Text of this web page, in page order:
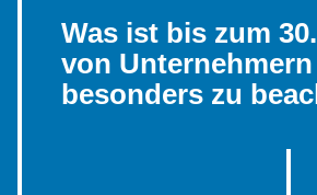
Was ist bis zum
von Unternehmern
besonders zu